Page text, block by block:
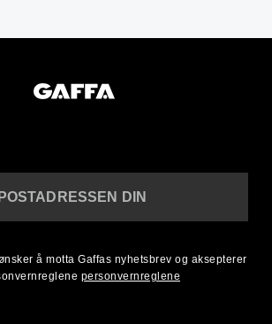
DIN
å motta Gaffas nyhetsbrev og aksepterer
personvernreglene